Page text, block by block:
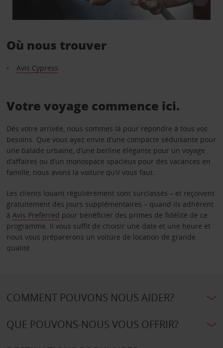
Où nous trouver
Avis Cypress
Votre voyage commence ici.
Dès votre arrivée, nous sommes là pour répondre à tous vos
besoins. Que vous ayez envie d’une compacte séduisante pour
une balade urbaine, d’une berline élégante pour un voyage
d’affaires ou d’un monospace spacieux pour des vacances en
famille, nous avons la voiture qu’il vous faut.
Les clients louant régulièrement sont surclassés – et reçoivent
gratuitement des jours supplémentaires – quand ils adhèrent
à Avis Preferred pour bénéficier des primes de fidélité de ce
programme. Il vous suffit de choisir une date et une heure et
nous vous préparerons un voiture de location de grande
qualité.
COMMENT POUVONS NOUS AIDER?
QUE POUVONS-NOUS VOUS OFFRIR?